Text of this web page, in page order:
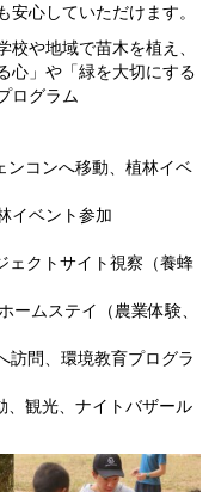
心していただけます。
や地域で苗木を植え、
心」や「緑を大切にする
ログラム
ンコンへ移動、植林イベ
イベント参加
ェクトサイト視察（養蜂
ムステイ（農業体験、
訪問、環境教育プログラ
、観光、ナイトバザール